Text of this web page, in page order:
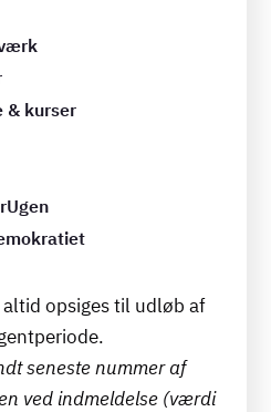
& kurser
opsiges til udløb af
seneste nummer af
ved indmeldelse (værdi